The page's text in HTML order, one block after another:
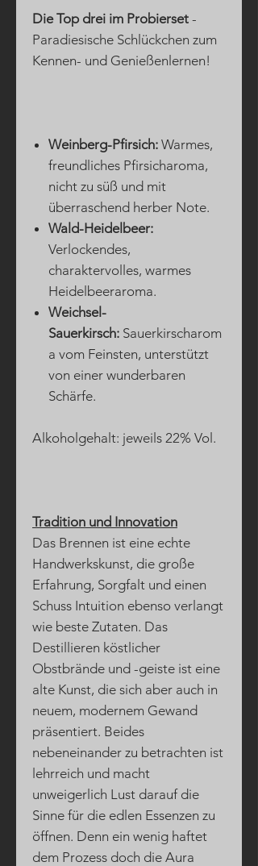
Die Top drei im Probierset -
Paradiesische Schlückchen zum
Kennen- und Genießenlernen!
Weinberg-Pfirsich: Warmes,
freundliches Pfirsicharoma,
nicht zu süß und mit
überraschend herber Note.
Wald-Heidelbeer:
Verlockendes,
charaktervolles, warmes
Heidelbeeraroma.
Weichsel-
Sauerkirsch: Sauerkirscharom
a vom Feinsten, unterstützt
von einer wunderbaren
Schärfe.
Alkoholgehalt: jeweils 22% Vol.
Tradition und Innovation
Das Brennen ist eine echte
Handwerkskunst, die große
Erfahrung, Sorgfalt und einen
Schuss Intuition ebenso verlangt
wie beste Zutaten. Das
Destillieren köstlicher
Obstbrände und -geiste ist eine
alte Kunst, die sich aber auch in
neuem, modernem Gewand
präsentiert. Beides
nebeneinander zu betrachten ist
lehrreich und macht
unweigerlich Lust darauf die
Sinne für die edlen Essenzen zu
öffnen. Denn ein wenig haftet
dem Prozess doch die Aura